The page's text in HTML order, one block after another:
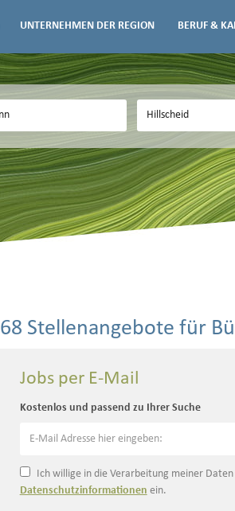
UNTERNEHMEN DER REGION BERUF &
68 Stellenangebote für
Jobs per E-Mail
Kostenlos und passend zu Ihrer Suche
Ich willige in die Verarbeitung meiner
Datenschutzinformationen ein.